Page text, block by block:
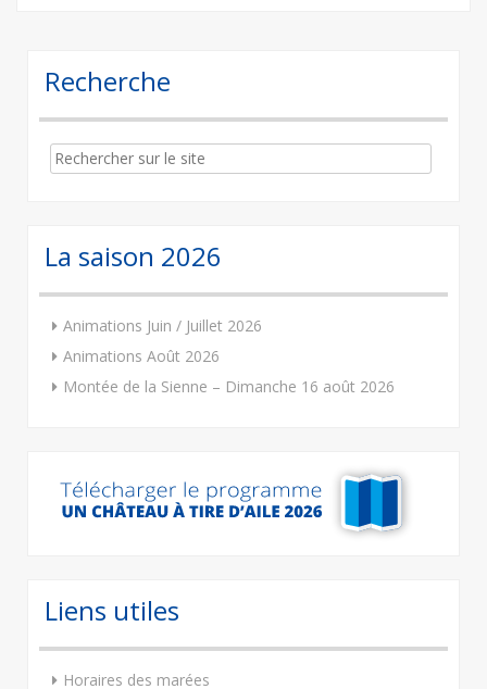
Recherche
Search
for:
La saison 2026
Animations Juin / Juillet 2026
Animations Août 2026
Montée de la Sienne – Dimanche 16 août 2026
Liens utiles
Horaires des marées